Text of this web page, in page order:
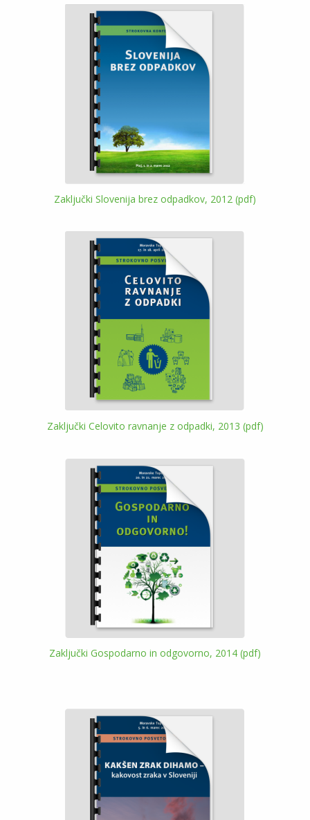
Zaključki Slovenija brez odpadkov, 2012 (pdf)
Zaključki Celovito ravnanje z odpadki, 2013 (pdf)
Zaključki Gospodarno in odgovorno, 2014 (pdf)